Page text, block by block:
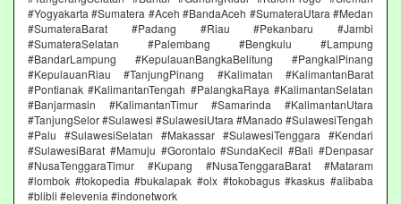
#Yogyakarta #Sumatera #Aceh #BandaAceh #SumateraUtara #Medan
#SumateraBarat #Padang #Riau #Pekanbaru #Jambi
#SumateraSelatan #Palembang #Bengkulu #Lampung
#BandarLampung #KepulauanBangkaBelitung #PangkalPinang
#KepulauanRiau #TanjungPinang #Kalimatan #KalimantanBarat
#Pontianak #KalimantanTengah #PalangkaRaya #KalimantanSelatan
#Banjarmasin #KalimantanTimur #Samarinda #KalimantanUtara
#TanjungSelor #Sulawesi #SulawesiUtara #Manado #SulawesiTengah
#Palu #SulawesiSelatan #Makassar #SulawesiTenggara #Kendari
#SulawesiBarat #Mamuju #Gorontalo #SundaKecil #Bali #Denpasar
#NusaTenggaraTimur #Kupang #NusaTenggaraBarat #Mataram
#lombok #tokopedia #bukalapak #olx #tokobagus #kaskus #alibaba
#blibli #elevenia #indonetwork